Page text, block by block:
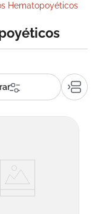
Hematopoyéticos